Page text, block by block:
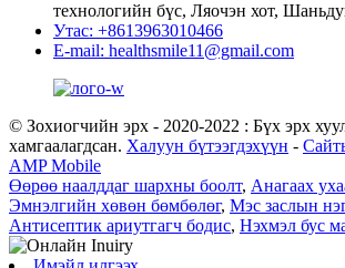
технологийн бүс, Ляочэн хот,
Утас: +8613963010466
E-mail: healthsmile11@gmail.com
© Зохиогчийн эрх - 2020-2022 : Бүх эрх
хамгаалагдсан. Халуун бүтээгдэхүүн -
AMP Mobile
Өөрөө наалддаг шархны боолт, Анагаах
Эмнэлгийн хөвөн бөмбөлөг, Мэс заслын
Антисептик ариутгагч бодис, Нэхмэл бус